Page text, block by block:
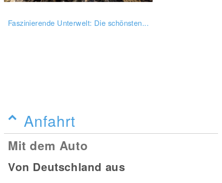
Faszinierende Unterwelt: Die schönsten...
Anfahrt
Mit dem Auto
Von Deutschland aus